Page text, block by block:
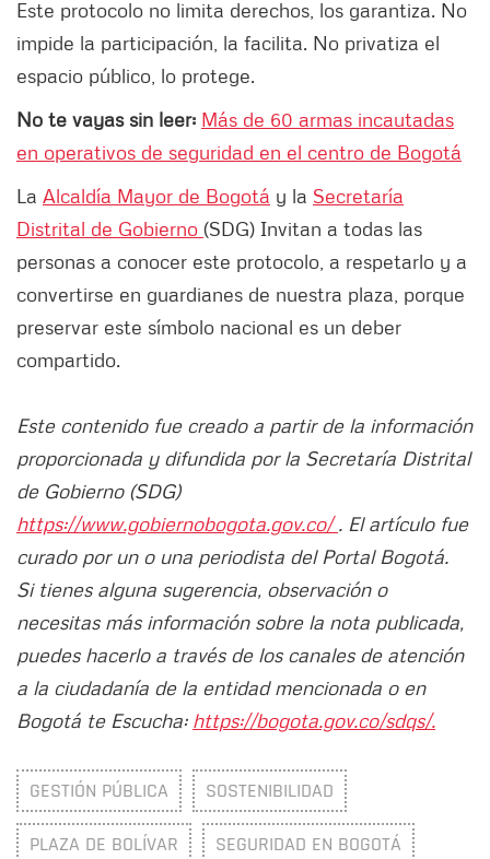
Este protocolo no limita derechos, los garantiza. No
impide la participación, la facilita. No privatiza el
espacio público, lo protege.
No te vayas sin leer: Más de 60 armas incautadas
en operativos de seguridad en el centro de Bogotá
La Alcaldía Mayor de Bogotá y la Secretaría
Distrital de Gobierno (SDG) Invitan a todas las
personas a conocer este protocolo, a respetarlo y a
convertirse en guardianes de nuestra plaza, porque
preservar este símbolo nacional es un deber
compartido.
Este contenido fue creado a partir de la información
proporcionada y difundida por la Secretaría Distrital
de Gobierno (SDG)
https://www.gobiernobogota.gov.co/. El artículo fue
curado por un o una periodista del Portal Bogotá.
Si tienes alguna sugerencia, observación o
necesitas más información sobre la nota publicada,
puedes hacerlo a través de los canales de atención
a la ciudadanía de la entidad mencionada o en
Bogotá te Escucha: https://bogota.gov.co/sdqs/.
GESTIÓN PÚBLICA SOSTENIBILIDAD
PLAZA DE BOLÍVAR SEGURIDAD EN BOGOTÁ